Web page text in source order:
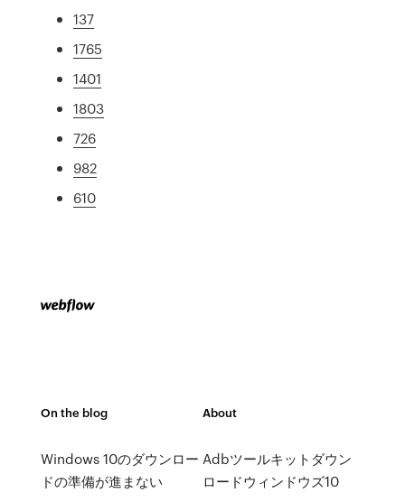
137
1765
1401
1803
726
982
610
On the blog
Windows 10のダウンロー
ドの準備が進まない
About
Adbツールキットダウン
ロードウィンドウズ10